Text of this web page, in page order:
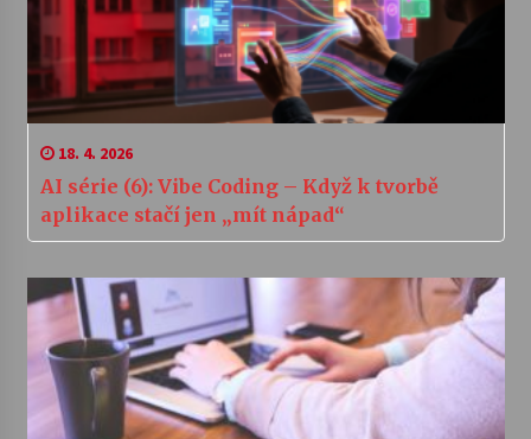
18. 4. 2026
AI série (6): Vibe Coding – Když k tvorbě
aplikace stačí jen „mít nápad“